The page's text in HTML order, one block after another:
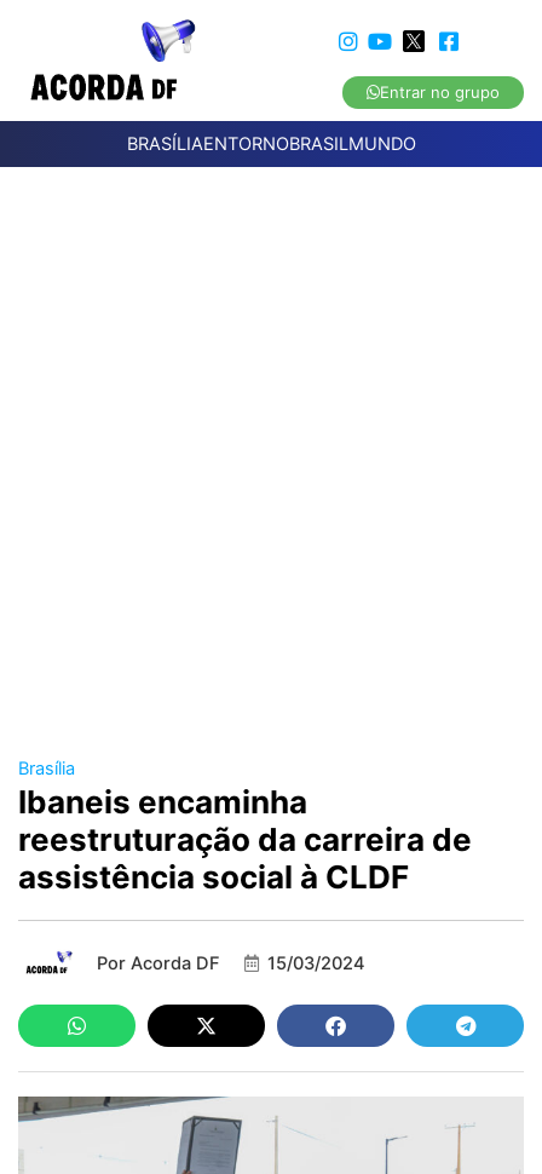
Entrar no grupo
BRASÍLIAENTORNOBRASILMUNDO
Brasília
Ibaneis encaminha
reestruturação da carreira de
assistência social à CLDF
Por Acorda DF 15/03/2024